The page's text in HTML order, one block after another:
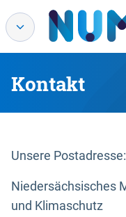
Kontakt
Unsere Postadresse:
Niedersächsisches
und Klimaschutz